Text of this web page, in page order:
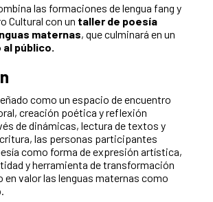
las formaciones de lengua fang y
Cultural con un taller de poesía
maternas, que culminará en un
público.
como un espacio de encuentro
creación poética y reflexión
de dinámicas, lectura de textos y
las personas participantes
como forma de expresión artística,
y herramienta de transformación
en valor las lenguas maternas como